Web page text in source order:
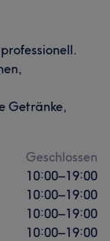
Getränke,
Geschlossen
10:00–19:00
10:00–19:00
10:00–19:00
10:00–19:00